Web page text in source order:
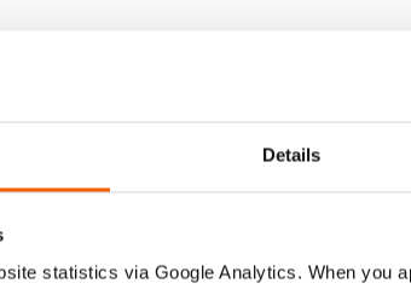
Details
statistics via Google Analytics. When you
OS 10011